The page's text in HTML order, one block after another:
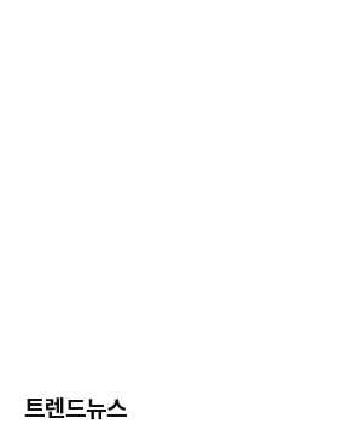
트렌드뉴스